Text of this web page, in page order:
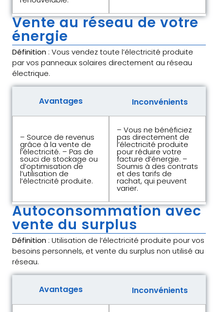
Vente au réseau de votre
énergie
Définition : Vous vendez toute l’électricité produite
par vos panneaux solaires directement au réseau
électrique.
Avantages Inconvénients
– Source de revenus
grâce à la vente de
l’électricité. – Pas de
souci de stockage ou
d’optimisation de
l’utilisation de
l’électricité produite.
– Vous ne bénéficiez
pas directement de
l’électricité produite
pour réduire votre
facture d’énergie. –
Soumis à des contrats
et des tarifs de
rachat, qui peuvent
varier.
Autoconsommation avec
vente du surplus
Définition : Utilisation de l’électricité produite pour vos
besoins personnels, et vente du surplus non utilisé au
réseau.
Avantages Inconvénients